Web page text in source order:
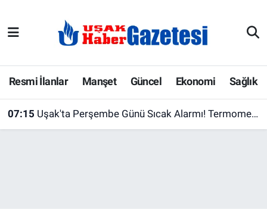
Resmi İlanlar Manşet Güncel Ekonomi Sağlık
07:15 Uşak'ta Perşembe Günü Sıcak Alarmı! Termometreler 34 Dereceyi Gösterecek
E-Gazete
Ekonomi
Uşak Hava Durumu
Uşak Trafik Yoğunluk Haritası